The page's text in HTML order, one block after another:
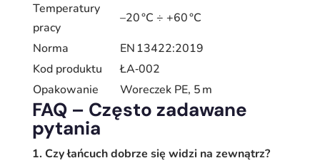
Temperatury
pracy
–20 °C ÷ +60 °C
Norma
EN 13422:2019
Kod produktu
ŁA‑002
Opakowanie
Woreczek PE, 5 m
FAQ – Często zadawane
pytania
1. Czy łańcuch dobrze się widzi na zewnątrz?